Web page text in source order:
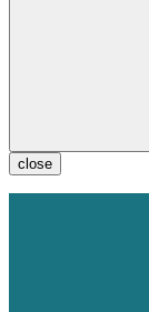
close